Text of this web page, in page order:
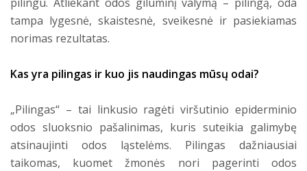
tampa lygesnė, skaistesnė, sveikesnė ir pasiekiamas
norimas rezultatas.
Kas yra pilingas ir kuo jis naudingas mūsų odai?
„Pilingas“ – tai linkusio ragėti viršutinio epiderminio
odos sluoksnio pašalinimas, kuris suteikia galimybę
atsinaujinti odos ląstelėms. Pilingas dažniausiai
taikomas, kuomet žmonės nori pagerinti odos